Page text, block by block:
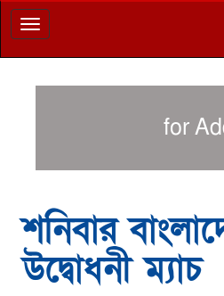
Toggle
navigation
for
শনিবার
উদ্বোধনী ম্যাচ